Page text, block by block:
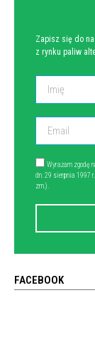
Zapisz się do
z rynku paliw
Wyrażam zgodę
dn. 29 sierpnia 1997
zm.).
FACEBOOK